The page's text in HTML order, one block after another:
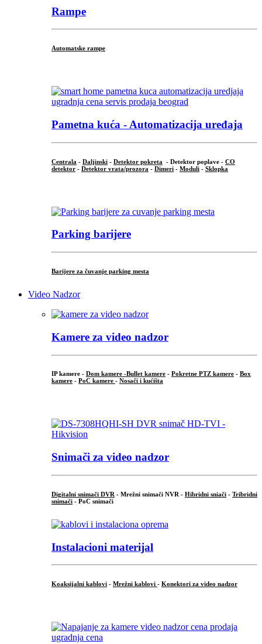
Rampe
Automatske rampe
Pametna kuća - Automatizacija uređaja
Centrala - Daljinski - Detektor pokreta - Detektor poplave - CO
detektor - Detektor vrata/prozora - Dimeri - Moduli - Sklopka
Parking barijere
Barijere za čuvanje parking mesta
Video Nadzor
Kamere za video nadzor
IP kamere - Dom kamere -Bullet kamere - Pokretne PTZ kamere - Box
kamere - PoC kamere - Nosači i kućišta
Snimači za video nadzor
Digitalni snimači DVR - Mrežni snimači NVR - Hibridni sniači - Tribridni
snimači - PoC snimači
Instalacioni materijal
Koaksijalni kablovi - Mrežni kablovi - Konektori za video nadzor